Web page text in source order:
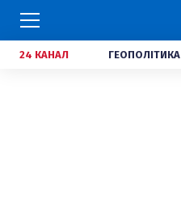
24 КАНАЛ ГЕОПОЛІТИКА